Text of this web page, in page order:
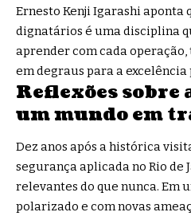
Ernesto Kenji Igarashi aponta
dignatários é uma disciplina
aprender com cada
em degraus para a
Reflexões sobre
um mundo em
Dez anos após a histórica
segurança aplicada no Rio de
relevantes do que nunca. Em
polarizado e com novas